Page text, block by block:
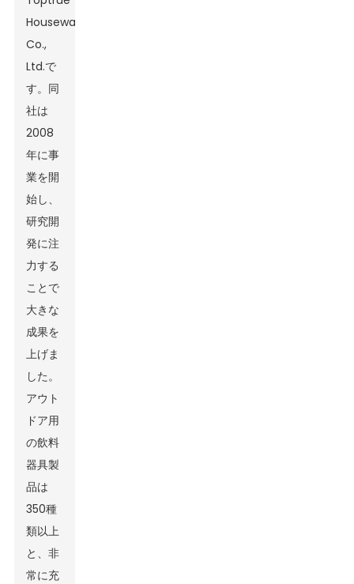
Houseware
Co.,
Ltd.で
す。同
社は
2008
年に事
業を開
始し、
研究開
発に注
力する
ことで
大きな
成果を
上げま
した。
アウト
ドア用
の飲料
器具製
品は
350種
類以上
と、非
常に充